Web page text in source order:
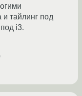
тайлинг под
i3.